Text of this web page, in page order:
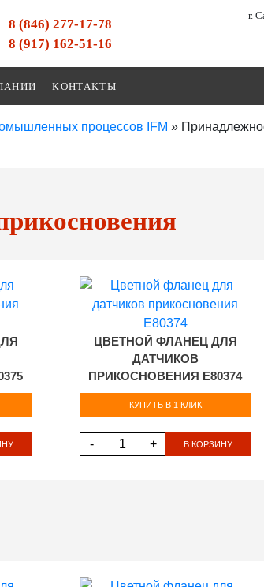
8 (846) 277-17-78
8 (917) 162-51-16
г.
КОНТАКТЫ
процессов IFM »
ЦВЕТНОЙ ФЛАНЕЦ ДЛЯ
ДАТЧИКОВ
ПРИКОСНОВЕНИЯ E80374
КУПИТЬ В 1 КЛИК
- + В КОРЗИНУ